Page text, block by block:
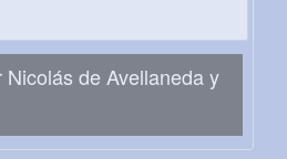
de Avellaneda y